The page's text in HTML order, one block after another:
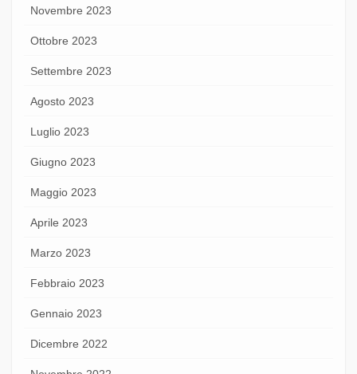
Novembre 2023
Ottobre 2023
Settembre 2023
Agosto 2023
Luglio 2023
Giugno 2023
Maggio 2023
Aprile 2023
Marzo 2023
Febbraio 2023
Gennaio 2023
Dicembre 2022